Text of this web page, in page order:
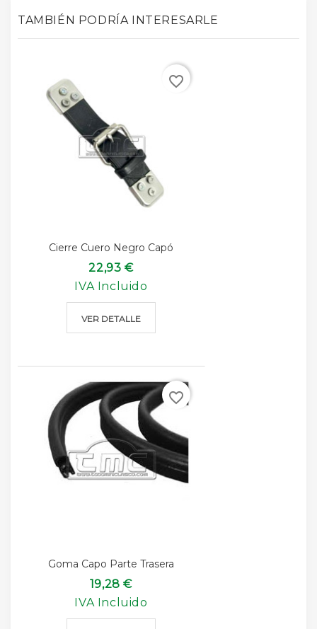
TAMBIÉN PODRÍA INTERESARLE
Cierre Cuero Negro Capó
22,93 €
IVA Incluido
VER DETALLE
favorite_border
Goma Capo Parte Trasera
19,28 €
IVA Incluido
favorite_border